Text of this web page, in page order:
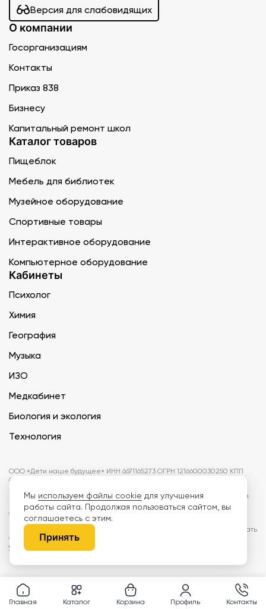
Версия для слабовидящих
О компании
Госорганизациям
Контакты
Приказ 838
Бизнесу
Капитальный ремонт школ
Каталог товаров
Пищеблок
Мебель для библиотек
Музейное оборудование
Спортивные товары
Интерактивное оборудование
Компьютерное оборудование
Кабинеты
Психолог
Химия
География
Музыка
ИЗО
Медкабинет
Биология и экология
Технология
ООО «Дети наше будущее» ИНН 6671165273 ОГРН 1216600030250 КПП
667101001 БИК 046577674
Информация на сайте не является публичной офертой. Изображения
могут отличаться от поставляемых товаров. Поставщик оставляет за
собой право изменить цены и характеристики товаров без
предварительного уведомления заказчика, если это не влияет на
качество поставляемой продукции. Мы используем cookie, чтобы делать
сайт лучше. Пользуясь сайтом, вы соглашаетесь с
обработки персональных данных и политикой конфиденциальности.
Главная Каталог Корзина Профиль Контакты
Мы используем файлы cookie для улучшения
работы сайта. Продолжая пользоваться сайтом, вы
соглашаетесь с этим.
Принять